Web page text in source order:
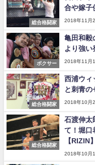
総合格闘家
合や嫁子
2018年11月
ボクサー
亀田和毅
より強い
2018年11月
総合格闘家
西浦ウィ
と刺青の
2018年10月
総合格闘家
石渡伸太
て！堀口
【RIZIN】
2018年10月